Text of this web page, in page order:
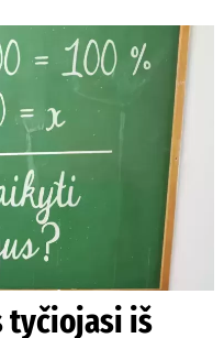
tyčiojasi iš